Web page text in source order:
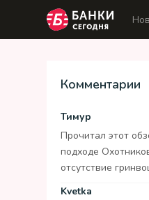
Комментарии
Тимур
Прочитал этот
подходе
отсутствие
Kvetka